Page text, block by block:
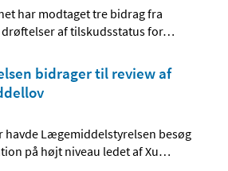
har modtaget tre bidrag fra
af tilskudsstatus for…
bidrager til review af
havde Lægemiddelstyrelsen besøg
på højt niveau ledet af Xu…